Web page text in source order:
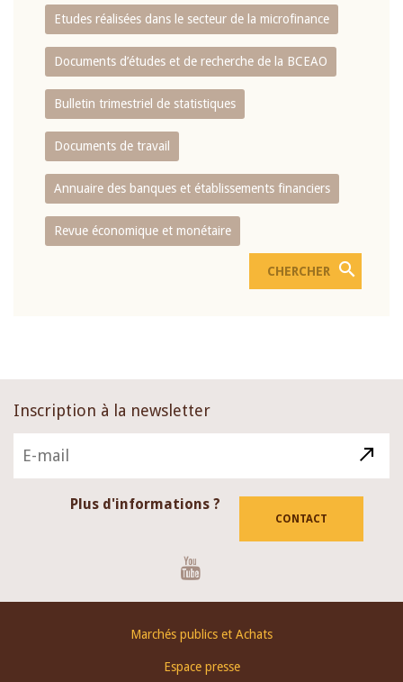
Etudes réalisées dans le secteur de la microfinance
Documents d’études et de recherche de la BCEAO
Bulletin trimestriel de statistiques
Documents de travail
Annuaire des banques et établissements financiers
Revue économique et monétaire
Inscription à la newsletter
Plus d'informations ?
CONTACT
Marchés publics et Achats
Espace presse